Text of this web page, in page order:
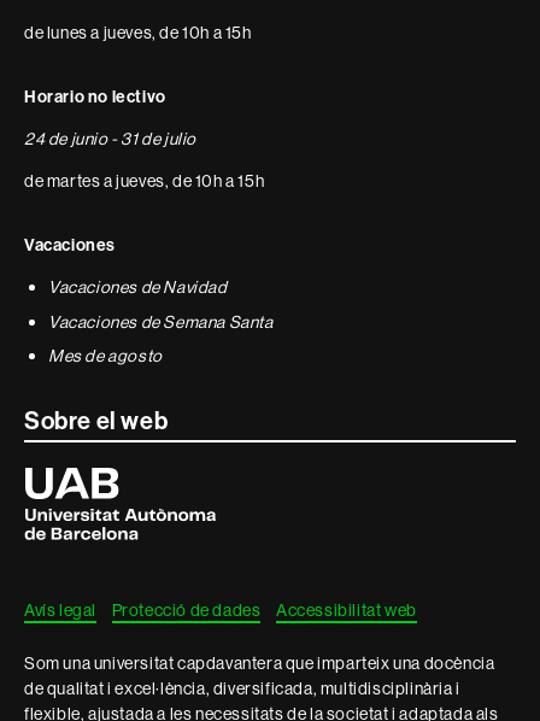
de lunes a jueves, de 10h a 15h
Horario no lectivo
24 de junio - 31 de julio
de martes a jueves, de 10h a 15h
Vacaciones
Vacaciones de Navidad
Vacaciones de Semana Santa
Mes de agosto
Sobre el web
Universitat
Autònoma
de
Barcelona
Avís legal Protecció de dades Accessibilitat web
Som una universitat capdavantera que imparteix una docència
de qualitat i excel·lència, diversificada, multidisciplinària i
flexible, ajustada a les necessitats de la societat i adaptada als